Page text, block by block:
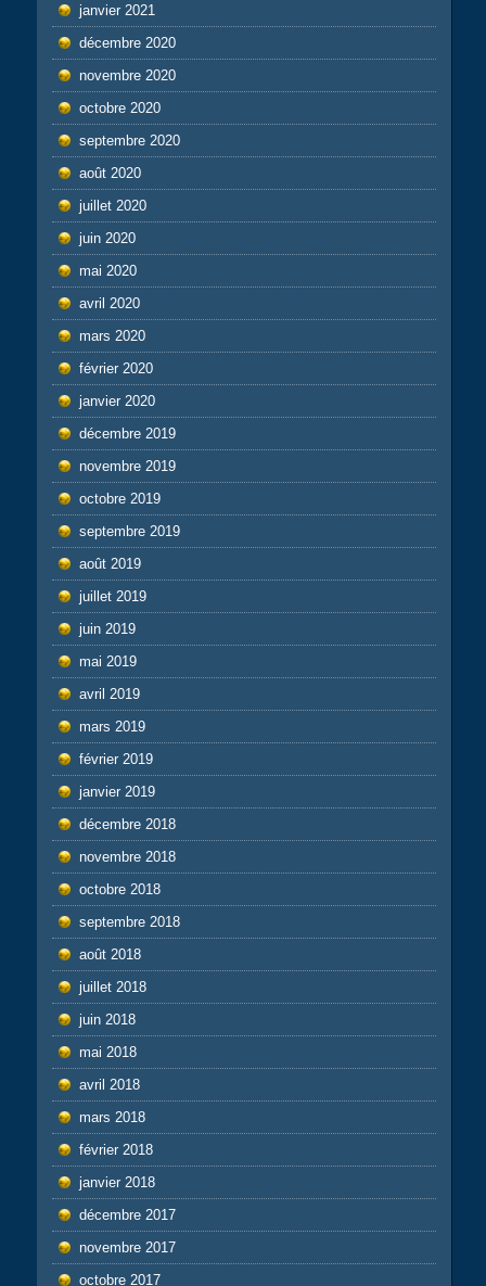
janvier 2021
décembre 2020
novembre 2020
octobre 2020
septembre 2020
août 2020
juillet 2020
juin 2020
mai 2020
avril 2020
mars 2020
février 2020
janvier 2020
décembre 2019
novembre 2019
octobre 2019
septembre 2019
août 2019
juillet 2019
juin 2019
mai 2019
avril 2019
mars 2019
février 2019
janvier 2019
décembre 2018
novembre 2018
octobre 2018
septembre 2018
août 2018
juillet 2018
juin 2018
mai 2018
avril 2018
mars 2018
février 2018
janvier 2018
décembre 2017
novembre 2017
octobre 2017